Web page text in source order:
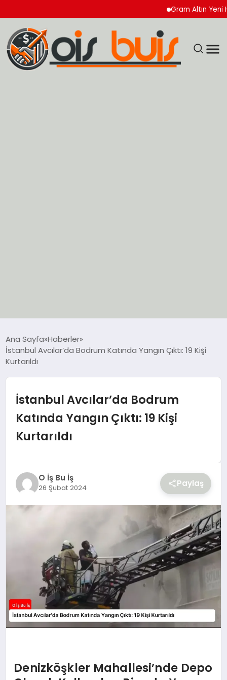
Gram Altın Yeni
EKONOMİ
SPOR
Ana Sayfa Haberler
İstanbul Avcılar’da Bodrum Katında Yangın Çıktı: 19 Kişi
Kurtarıldı
İstanbul Avcılar’da Bodrum
Katında Yangın Çıktı: 19 Kişi
Kurtarıldı
O İş Bu İş
26 Şubat 2024 Paylaş
Denizköşkler Mahallesi’nde Depo